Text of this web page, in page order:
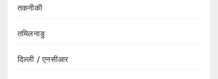
तकनीकी
तमिलनाडु
दिल्ली / एनसीआर